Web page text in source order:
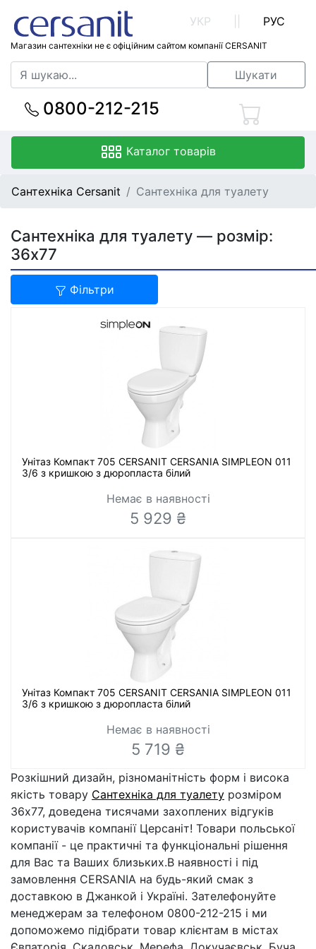
Магазин сантехніки не є офіційним сайтом компанії CERSANIT
УКР РУС
Шукати
0800-212-215
Каталог товарів
Сантехніка Cersanit Сантехніка для туалету
Сантехніка для туалету — розмір:
36x77
Фільтри
Унітаз Компакт 705 CERSANIT CERSANIA SIMPLEON 011
3/6 з кришкою з дюропласта білий
Немає в наявності
5 929 ₴
Унітаз Компакт 705 CERSANIT CERSANIA SIMPLEON 011
3/6 з кришкою з дюропласта білий
Немає в наявності
5 719 ₴
Розкішний дизайн, різноманітність форм і висока
якість товару Сантехніка для туалету розміром
36x77, доведена тисячами захоплених відгуків
користувачів компанії Церсаніт! Товари польської
компанії - це практичні та функціональні рішення
для Вас та Ваших близьких.В наявності і під
замовлення CERSANIA на будь-який смак з
доставкою в Джанкой і Україні. Зателефонуйте
менеджерам за телефоном 0800-212-215 і ми
допоможемо підібрати товар клієнтам в містах